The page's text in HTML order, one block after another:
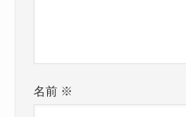
名前 ※